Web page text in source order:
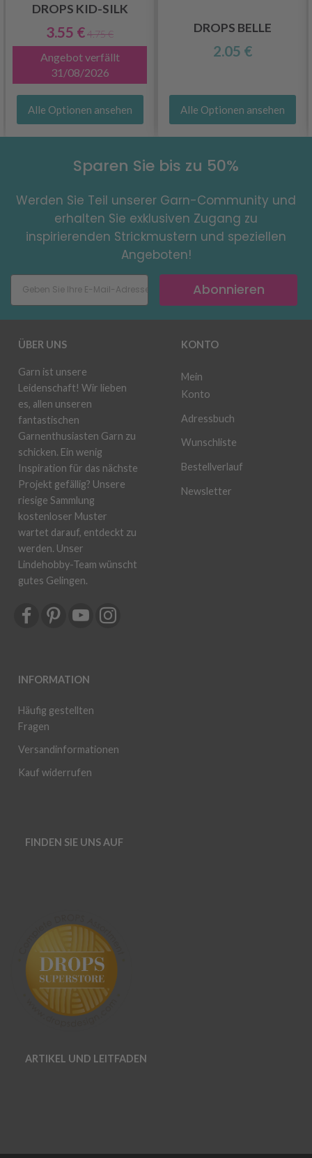
DROPS KID-SILK
3.55 €4.75 €
Angebot verfällt
31/08/2026
Alle Optionen ansehen
DROPS BELLE
2.05 €
Alle Optionen ansehen
Sparen Sie bis zu 50%
Werden Sie Teil unserer Garn-Community und
erhalten Sie exklusiven Zugang zu
inspirierenden Strickmustern und speziellen
Angeboten!
Abonnieren
ÜBER UNS
Garn ist unsere
Leidenschaft! Wir lieben
es, allen unseren
fantastischen
Garnenthusiasten Garn zu
schicken. Ein wenig
Inspiration für das nächste
Projekt gefällig? Unsere
riesige Sammlung
kostenloser Muster
wartet darauf, entdeckt zu
werden. Unser
Lindehobby-Team wünscht
gutes Gelingen.
INFORMATION
Häufig gestellten
Fragen
Versandinformationen
Kauf widerrufen
KONTO
Mein
Konto
Adressbuch
Wunschliste
Bestellverlauf
Newsletter
FINDEN SIE UNS AUF
ARTIKEL UND LEITFADEN